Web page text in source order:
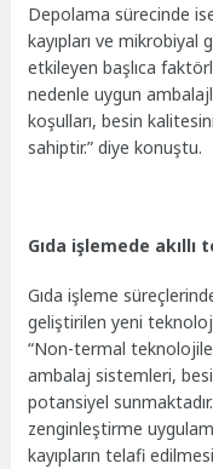
Depolama sürecinde
kayıpları ve
etkileyen başlıca
nedenle uygun
koşulları, besin
sahiptir.” diye konuştu.
Gıda işlemede
Gıda işleme
geliştirilen yeni
“Non-termal
ambalaj sistemleri,
potansiyel
zenginleştirme
kayıpların telafi